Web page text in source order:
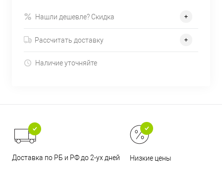
Нашли дешевле? Скидка
Рассчитать доставку
Наличие уточняйте
Доставка по РБ и РФ до 2-ух дней Низкие цены